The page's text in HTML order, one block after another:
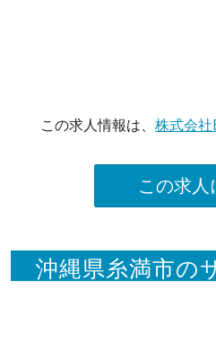
この求人情報は、 株式会
この求人
沖縄県糸満市の